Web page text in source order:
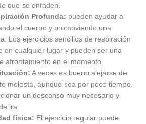
que se enfaden.
Profunda: pueden ayudar a
el cuerpo y promoviendo una
Los ejercicios sencillos de respiración
en cualquier lugar y pueden ser una
afrontamiento en el momento.
A veces es bueno alejarse de
molesta, aunque sea por poco tiempo.
un descanso muy necesario y
ira.
física: El ejercicio regular puede